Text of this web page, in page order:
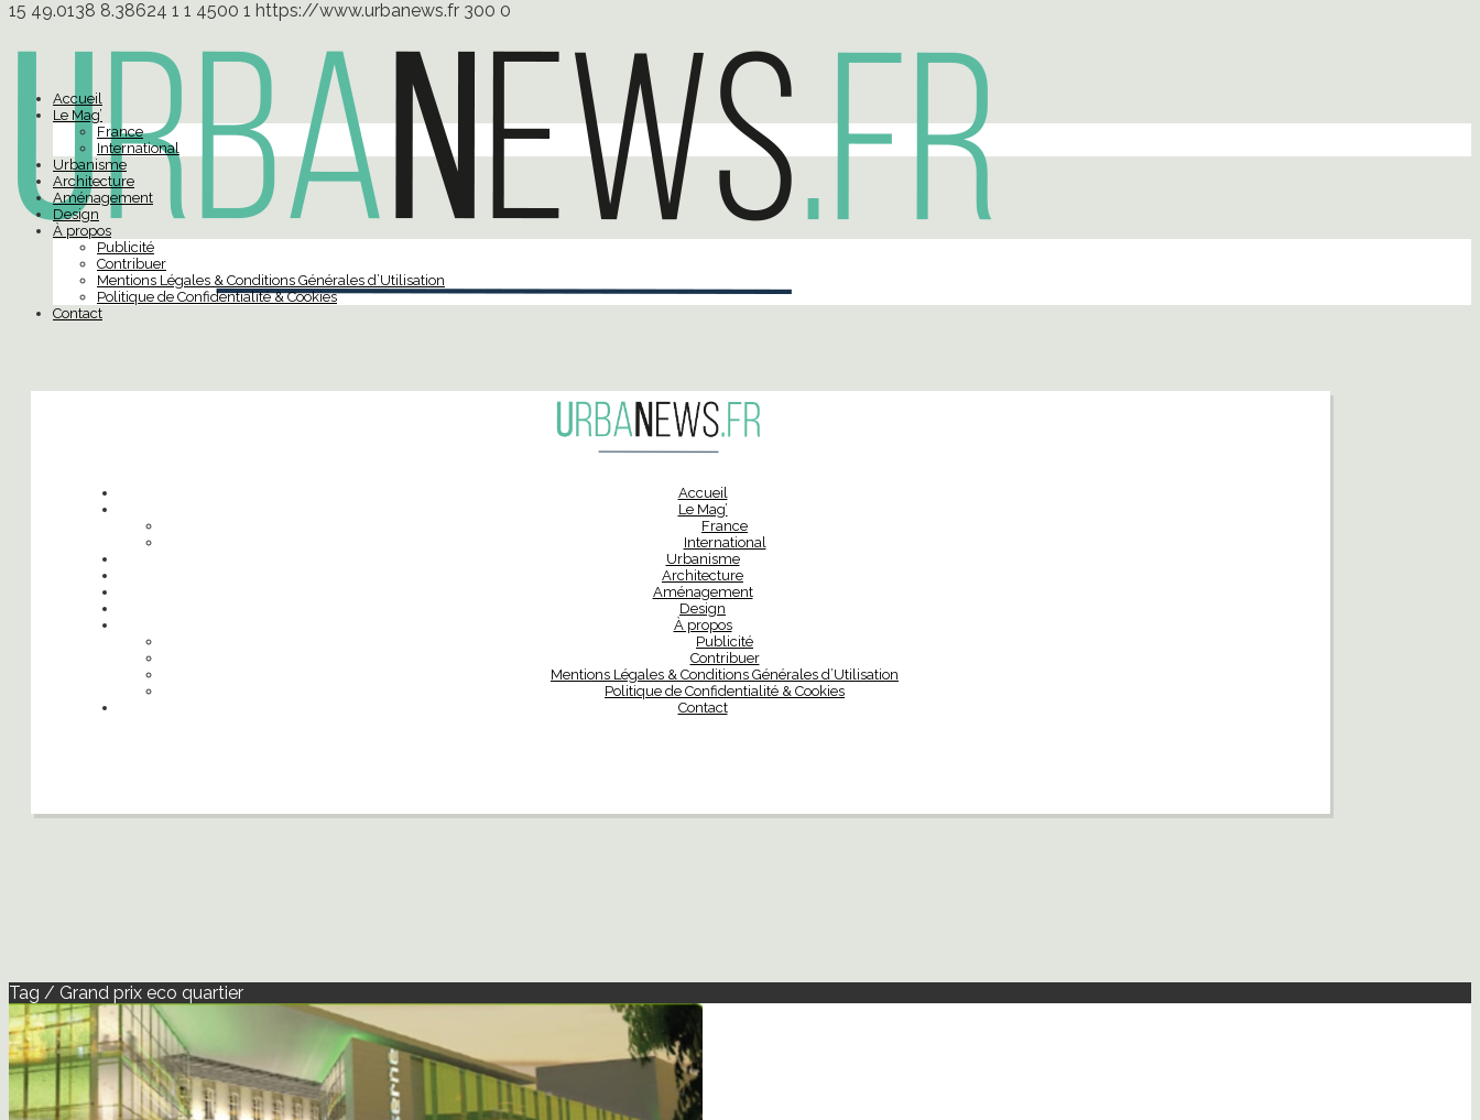
15 49.0138 8.38624 1 1 4500 1 https://www.urbanews.fr 300 0
Accueil
Le Mag’
France
International
Urbanisme
Architecture
Aménagement
Design
À propos
Publicité
Contribuer
Mentions Légales & Conditions Générales d’Utilisation
Politique de Confidentialité & Cookies
Contact
Accueil
Le Mag’
France
International
Urbanisme
Architecture
Aménagement
Design
À propos
Publicité
Contribuer
Mentions Légales & Conditions Générales d’Utilisation
Politique de Confidentialité & Cookies
Contact
Tag / Grand prix eco quartier